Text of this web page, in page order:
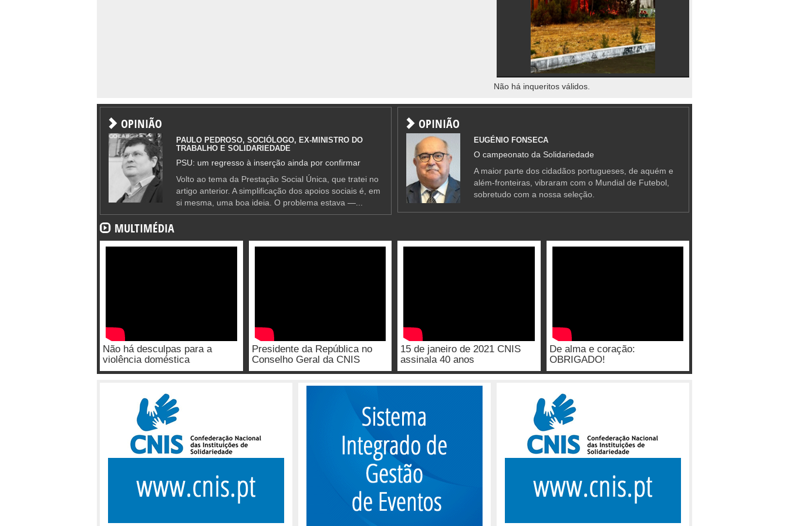
Não há inqueritos válidos.
OPINIÃO
PAULO PEDROSO, SOCIÓLOGO, EX-MINISTRO DO
TRABALHO E SOLIDARIEDADE
PSU: um regresso à inserção ainda por confirmar
Volto ao tema da Prestação Social Única, que tratei no
artigo anterior. A simplificação dos apoios sociais é, em
si mesma, uma boa ideia. O problema estava —...
OPINIÃO
EUGÉNIO FONSECA
O campeonato da Solidariedade
A maior parte dos cidadãos portugueses, de aquém e
além-fronteiras, vibraram com o Mundial de Futebol,
sobretudo com a nossa seleção.
MULTIMÉDIA
Não há desculpas para a
violência doméstica
Presidente da República no
Conselho Geral da CNIS
15 de janeiro de 2021 CNIS
assinala 40 anos
De alma e coração:
OBRIGADO!